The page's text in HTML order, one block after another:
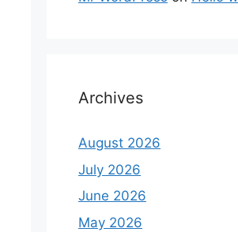
Archives
August 2026
July 2026
June 2026
May 2026